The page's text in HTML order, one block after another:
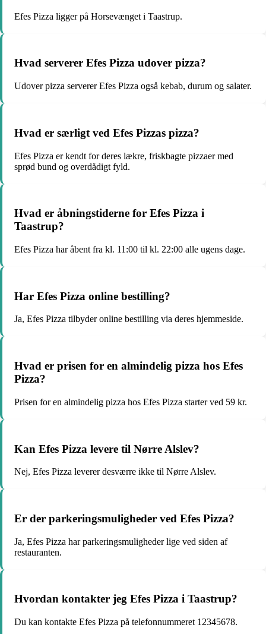
Efes Pizza ligger på Horsevænget i Taastrup.
Hvad serverer Efes Pizza udover pizza?
Udover pizza serverer Efes Pizza også kebab, durum og salater.
Hvad er særligt ved Efes Pizzas pizza?
Efes Pizza er kendt for deres lækre, friskbagte pizzaer med
sprød bund og overdådigt fyld.
Hvad er åbningstiderne for Efes Pizza i
Taastrup?
Efes Pizza har åbent fra kl. 11:00 til kl. 22:00 alle ugens dage.
Har Efes Pizza online bestilling?
Ja, Efes Pizza tilbyder online bestilling via deres hjemmeside.
Hvad er prisen for en almindelig pizza hos Efes
Pizza?
Prisen for en almindelig pizza hos Efes Pizza starter ved 59 kr.
Kan Efes Pizza levere til Nørre Alslev?
Nej, Efes Pizza leverer desværre ikke til Nørre Alslev.
Er der parkeringsmuligheder ved Efes Pizza?
Ja, Efes Pizza har parkeringsmuligheder lige ved siden af
restauranten.
Hvordan kontakter jeg Efes Pizza i Taastrup?
Du kan kontakte Efes Pizza på telefonnummeret 12345678.